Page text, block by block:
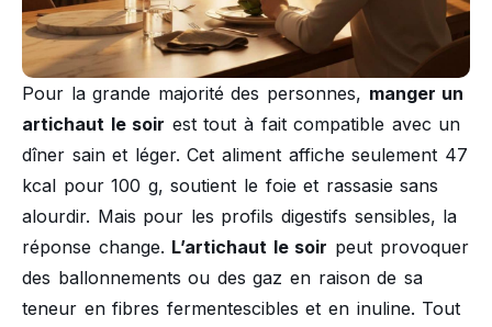
Pour la grande majorité des personnes, manger un
artichaut le soir est tout à fait compatible avec un
dîner sain et léger. Cet aliment affiche seulement 47
kcal pour 100 g, soutient le foie et rassasie sans
alourdir. Mais pour les profils digestifs sensibles, la
réponse change. L’artichaut le soir peut provoquer
des ballonnements ou des gaz en raison de sa
teneur en fibres fermentescibles et en inuline. Tout